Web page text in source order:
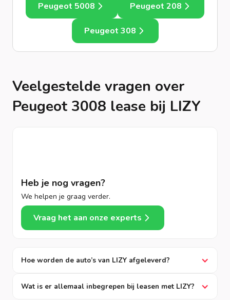
Peugeot 5008 Peugeot 208
Peugeot 308
Veelgestelde vragen over
Peugeot 3008 lease bij LIZY
Heb je nog vragen?
We helpen je graag verder.
Vraag het aan onze experts
Hoe worden de auto’s van LIZY afgeleverd?
Wat is er allemaal inbegrepen bij leasen met LIZY?